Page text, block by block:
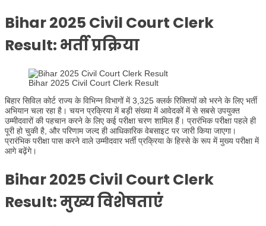
Bihar 2025 Civil Court Clerk
Result: भर्ती प्रक्रिया
Bihar 2025 Civil Court Clerk Result
बिहार सिविल कोर्ट राज्य के विभिन्न विभागों में 3,325 क्लर्क रिक्तियों को भरने के लिए भर्ती
अभियान चला रहा है। चयन प्रक्रिया में बड़ी संख्या में आवेदकों में से सबसे उपयुक्त
उम्मीदवारों की पहचान करने के लिए कई परीक्षा चरण शामिल हैं। प्रारंभिक परीक्षा पहले ही
पूरी हो चुकी है, और परिणाम जल्द ही आधिकारिक वेबसाइट पर जारी किया जाएगा।
प्रारंभिक परीक्षा पास करने वाले उम्मीदवार भर्ती प्रक्रिया के हिस्से के रूप में मुख्य परीक्षा में
आगे बढ़ेंगे।
Bihar 2025 Civil Court Clerk
Result:मुख्य विशेषताएं